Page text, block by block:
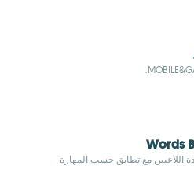
Words
اللاعبين مع تطابق حسب المهارة